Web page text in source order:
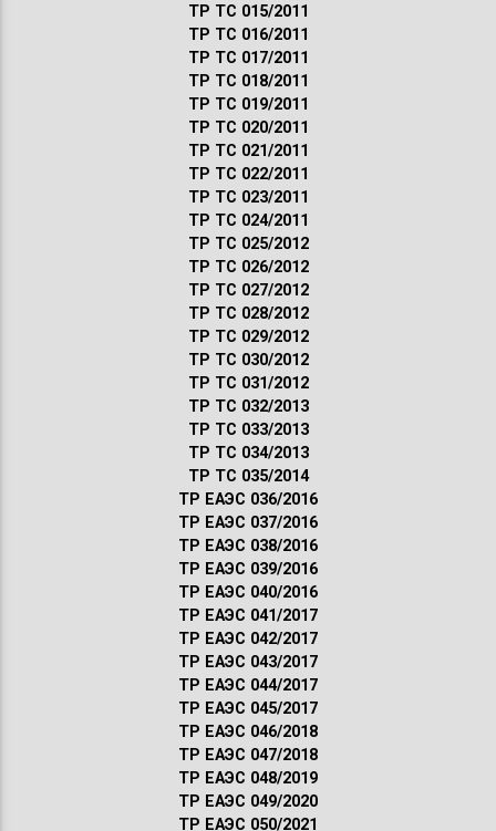
ТР ТС 015/2011
ТР ТС 016/2011
ТР ТС 017/2011
ТР ТС 018/2011
ТР ТС 019/2011
ТР ТС 020/2011
ТР ТС 021/2011
ТР ТС 022/2011
ТР ТС 023/2011
ТР ТС 024/2011
ТР ТС 025/2012
ТР ТС 026/2012
ТР ТС 027/2012
ТР ТС 028/2012
ТР ТС 029/2012
ТР ТС 030/2012
ТР ТС 031/2012
ТР ТС 032/2013
ТР ТС 033/2013
ТР ТС 034/2013
ТР ТС 035/2014
ТР ЕАЭС 036/2016
ТР ЕАЭС 037/2016
ТР ЕАЭС 038/2016
ТР ЕАЭС 039/2016
ТР ЕАЭС 040/2016
ТР ЕАЭС 041/2017
ТР ЕАЭС 042/2017
ТР ЕАЭС 043/2017
ТР ЕАЭС 044/2017
ТР ЕАЭС 045/2017
ТР ЕАЭС 046/2018
ТР ЕАЭС 047/2018
ТР ЕАЭС 048/2019
ТР ЕАЭС 049/2020
ТР ЕАЭС 050/2021